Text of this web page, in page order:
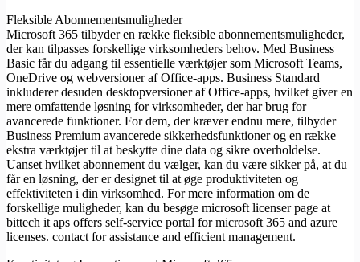
Fleksible Abonnementsmuligheder
Microsoft 365 tilbyder en række fleksible abonnementsmuligheder,
der kan tilpasses forskellige virksomheders behov. Med Business
Basic får du adgang til essentielle værktøjer som Microsoft Teams,
OneDrive og webversioner af Office-apps. Business Standard
inkluderer desuden desktopversioner af Office-apps, hvilket giver en
mere omfattende løsning for virksomheder, der har brug for
avancerede funktioner. For dem, der kræver endnu mere, tilbyder
Business Premium avancerede sikkerhedsfunktioner og en række
ekstra værktøjer til at beskytte dine data og sikre overholdelse.
Uanset hvilket abonnement du vælger, kan du være sikker på, at du
får en løsning, der er designet til at øge produktiviteten og
effektiviteten i din virksomhed. For mere information om de
forskellige muligheder, kan du besøge microsoft licenser page at
bittech it aps offers self-service portal for microsoft 365 and azure
licenses. contact for assistance and efficient management.